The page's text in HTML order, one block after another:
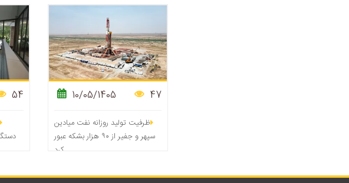
10/05/1405 47
ظرفیت تولید روزانه نفت میادین
سپهر و جفیر از ۹۰ هزار بشکه عبور
کرد
54